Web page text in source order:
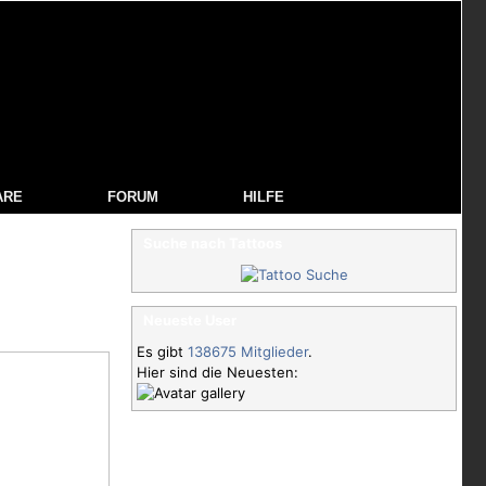
FORUM HILFE
Es gibt 138675 Mitglieder.
Hier sind die Neuesten: